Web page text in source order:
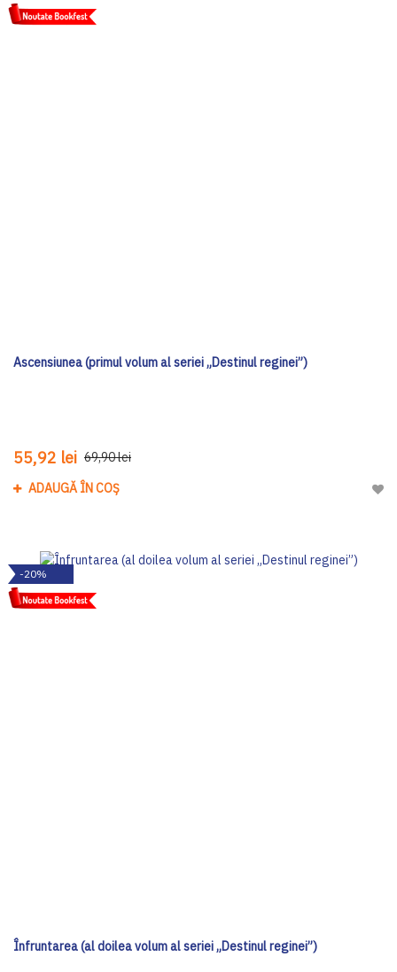
Ascensiunea (primul volum al seriei „Destinul reginei”)
55,92 lei 69,90 lei
ADAUGĂ ÎN COȘ
-20%
Înfruntarea (al doilea volum al seriei „Destinul reginei”)